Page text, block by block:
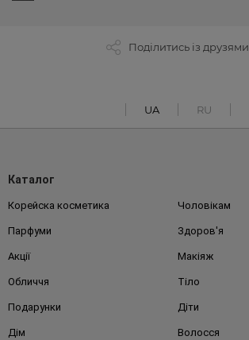
Поділитись із друзями
UA RU
Каталог
Корейска косметика Чоловікам
Парфуми Здоров'я
Акції Макіяж
Обличчя Тіло
Подарунки Діти
Дім Волосся